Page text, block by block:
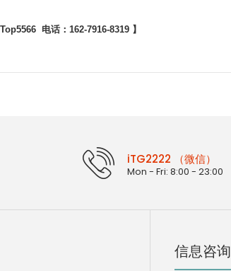
电话：162-7916-8319 】
iTG2222 （微信）
Mon - Fri: 8:00 - 23:00
信息咨询